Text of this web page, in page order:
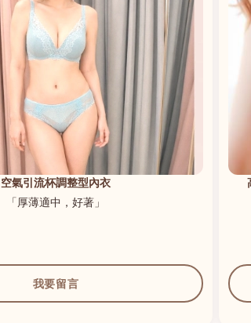
空氣引流杯調整型內衣
「厚薄適中，好著」
我要留言